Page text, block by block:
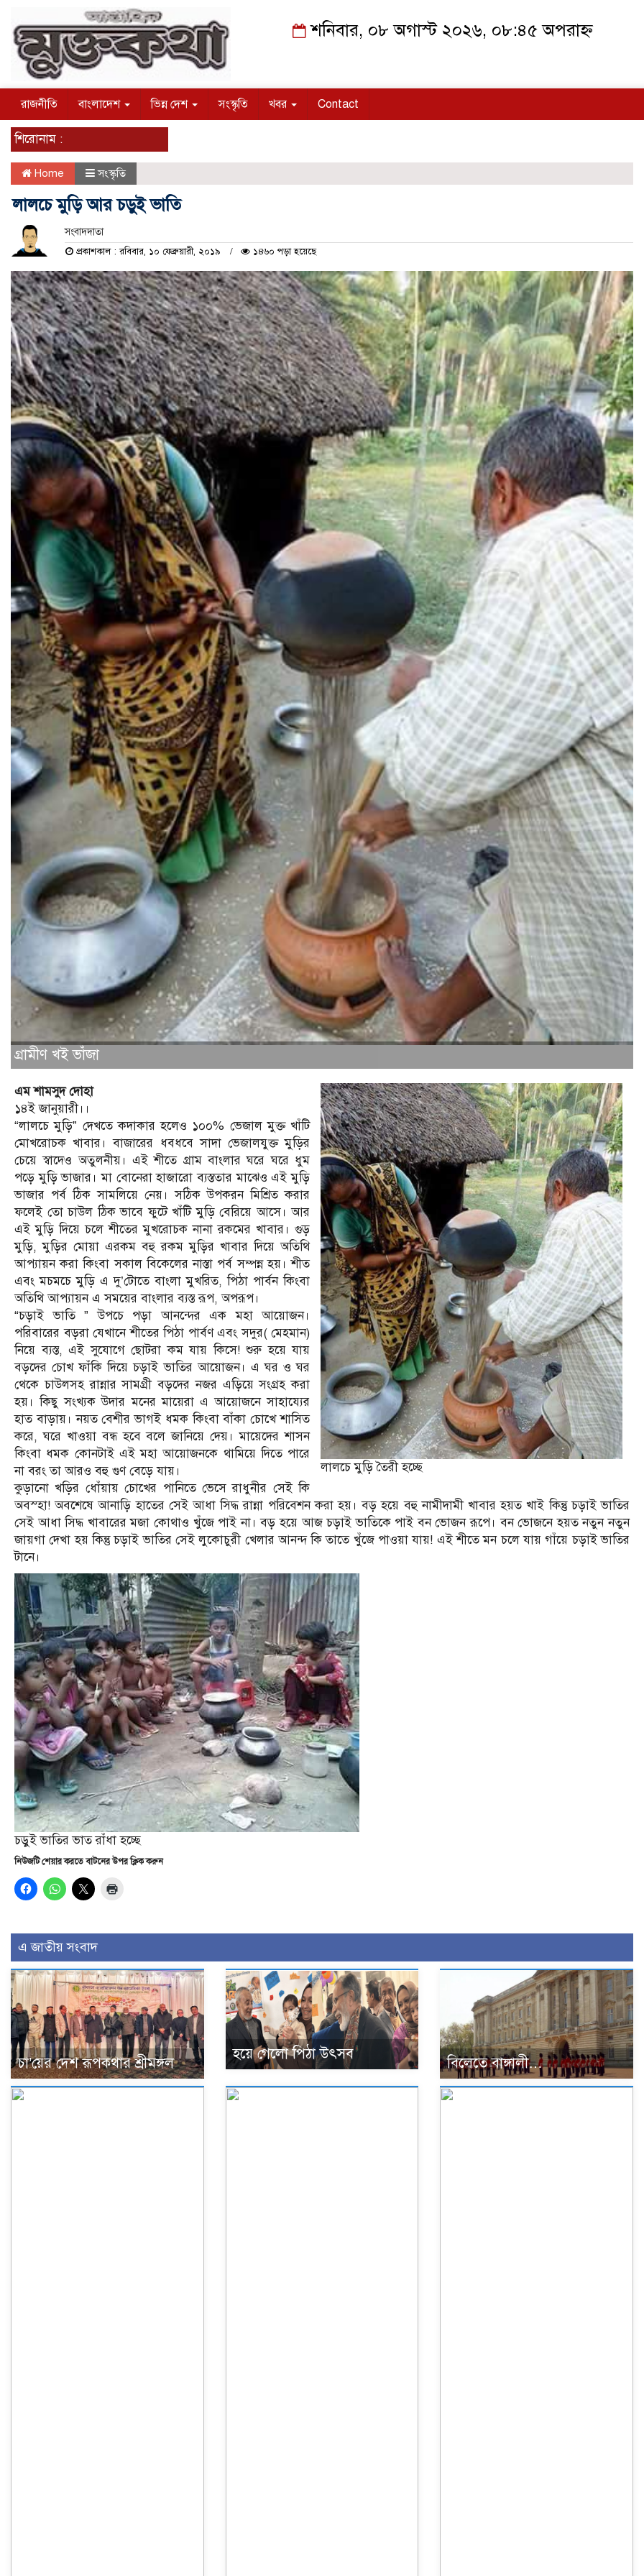
শনিবার, ০৮ অগাস্ট ২০২৬, ০৮:৪৫ অপরাহ্ন
রাজনীতি বাংলাদেশ ভিন্ন দেশ সংস্কৃতি খবর Contact
শিরোনাম :
Home সংস্কৃতি
লালচে মুড়ি আর চড়ুই ভাতি
সংবাদদাতা
প্রকাশকাল : রবিবার, ১০ ফেব্রুয়ারী, ২০১৯ ১৪৬০ পড়া হয়েছে
গ্রামীণ খই ভাঁজা
লালচে মুড়ি তৈরী হচ্ছে
এম শামসুদ দোহা
১৪ই জানুয়ারী।।
“লালচে মুড়ি” দেখতে কদাকার হলেও ১০০% ভেজাল মুক্ত খাঁটি
মোখরোচক খাবার। বাজারের ধবধবে সাদা ভেজালযুক্ত মুড়ির
চেয়ে স্বাদেও অতুলনীয়। এই শীতে গ্রাম বাংলার ঘরে ঘরে ধুম
পড়ে মুড়ি ভাজার। মা বোনেরা হাজারো ব্যস্ততার মাঝেও এই মুড়ি
ভাজার পর্ব ঠিক সামলিয়ে নেয়। সঠিক উপকরন মিশ্রিত করার
ফলেই তো চাউল ঠিক ভাবে ফুটে খাঁটি মুড়ি বেরিয়ে আসে। আর
এই মুড়ি দিয়ে চলে শীতের মুখরোচক নানা রকমের খাবার। গুড়
মুড়ি, মুড়ির মোয়া এরকম বহু রকম মুড়ির খাবার দিয়ে অতিথি
আপ্যায়ন করা কিংবা সকাল বিকেলের নাস্তা পর্ব সম্পন্ন হয়। শীত
এবং মচমচে মুড়ি এ দু’টোতে বাংলা মুখরিত, পিঠা পার্বন কিংবা
অতিথি আপ্যায়ন এ সময়ের বাংলার ব্যস্ত রূপ, অপরূপ।
“চড়াই ভাতি ” উপচে পড়া আনন্দের এক মহা আয়োজন।
পরিবারের বড়রা যেখানে শীতের পিঠা পার্বণ এবং সদুর( মেহমান)
নিয়ে ব্যস্ত, এই সুযোগে ছোটরা কম যায় কিসে! শুরু হয়ে যায়
বড়দের চোখ ফাঁকি দিয়ে চড়াই ভাতির আয়োজন। এ ঘর ও ঘর
থেকে চাউলসহ রান্নার সামগ্রী বড়দের নজর এড়িয়ে সংগ্রহ করা
হয়। কিছু সংখ্যক উদার মনের মায়েরা এ আয়োজনে সাহায্যের
হাত বাড়ায়। নয়ত বেশীর ভাগই ধমক কিংবা বাঁকা চোখে শাসিত
করে, ঘরে খাওয়া বন্ধ হবে বলে জানিয়ে দেয়। মায়েদের শাসন
কিংবা ধমক কোনটাই এই মহা আয়োজনকে থামিয়ে দিতে পারে
না বরং তা আরও বহু গুণ বেড়ে যায়।
কুড়ানো খড়ির ধোঁয়ায় চোখের পানিতে ভেসে রাধুনীর সেই কি
অবস্হা! অবশেষে আনাড়ি হাতের সেই আধা সিদ্ধ রান্না পরিবেশন করা হয়। বড় হয়ে বহু নামীদামী খাবার হয়ত খাই কিন্তু চড়াই ভাতির
সেই আধা সিদ্ধ খাবারের মজা কোথাও খুঁজে পাই না। বড় হয়ে আজ চড়াই ভাতিকে পাই বন ভোজন রূপে। বন ভোজনে হয়ত নতুন নতুন
জায়গা দেখা হয় কিন্তু চড়াই ভাতির সেই লুকোচুরী খেলার আনন্দ কি তাতে খুঁজে পাওয়া যায়! এই শীতে মন চলে যায় গাঁয়ে চড়াই ভাতির
টানে।
চড়ুই ভাতির ভাত রাঁধা হচ্ছে
নিউজটি শেয়ার করতে বাটনের উপর ক্লিক করুন
এ জাতীয় সংবাদ
চা’য়ের দেশ রূপকথার শ্রীমঙ্গল
হয়ে গেলো পিঠা উৎসব
বিলেতে বাঙ্গালী…